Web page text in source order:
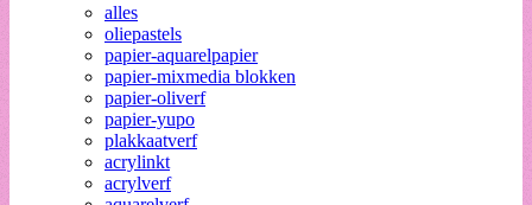
alles
oliepastels
papier-aquarelpapier
papier-mixmedia blokken
papier-oliverf
papier-yupo
plakkaatverf
acrylinkt
acrylverf